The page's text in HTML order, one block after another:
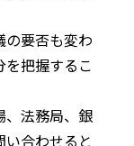
の要否も変わ
を把握するこ
、法務局、銀
合わせると